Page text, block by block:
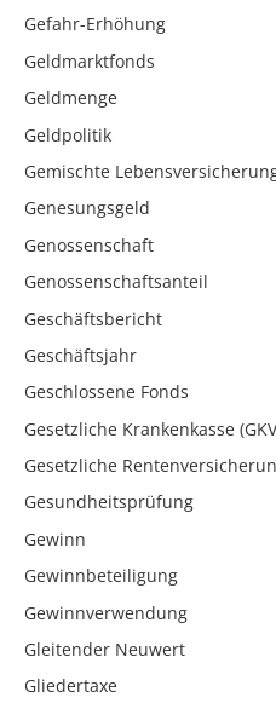
Gefahr-Erhöhung
Geldmarktfonds
Geldmenge
Geldpolitik
Gemischte
Genesungsgeld
Genossenschaft
Genossenschaftsanteil
Geschäftsbericht
Geschäftsjahr
Geschlossene Fonds
Gesetzliche Krankenkasse
Gesetzliche
Gesundheitsprüfung
Gewinn
Gewinnbeteiligung
Gewinnverwendung
Gleitender Neuwert
Gliedertaxe